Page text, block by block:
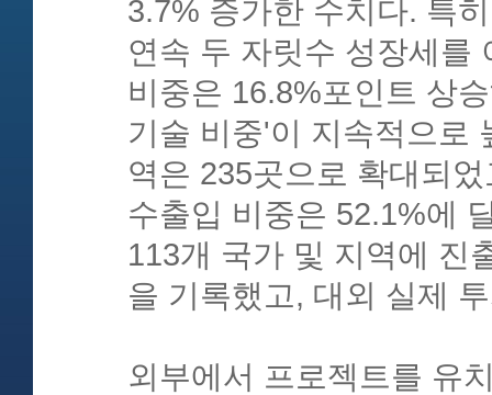
3.7% 증가한 수치다. 특
연속 두 자릿수 성장세를
비중은 16.8%포인트 상
기술 비중'이 지속적으로
역은 235곳으로 확대되
수출입 비중은 52.1%에
113개 국가 및 지역에 진
을 기록했고, 대외 실제
외부에서 프로젝트를 유